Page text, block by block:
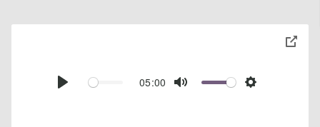
Play
05:00
Mute Settings
toggle